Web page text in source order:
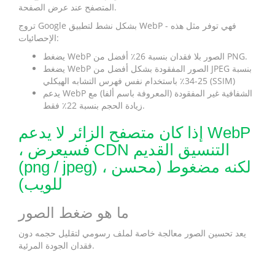
المتصفح عند عرض الصفحة.
تروج Google بشكل نشط لتطبيق WebP - فهي توفر مثل هذه
الإحصائيات:
يضغط WebP الصور بلا فقدان بنسبة 26٪ أفضل من PNG.
يضغط WebP الصور المفقودة بشكل أفضل من JPEG بنسبة
25-34٪ باستخدام نفس فهرس التشابه الهيكلي (SSIM)
يدعم WebP الشفافية غير المفقودة (المعروفة باسم ألفا) مع
زيادة الحجم بنسبة 22٪ فقط.
إذا كان متصفح الزائر لا يدعم WebP
، فسيعرض CDN التنسيق القديم
(png / jpeg) ، لكنه مضغوط (محسن
للويب)
ما هو ضغط الصور
يعد تحسين الصور معالجة خاصة لملف رسومي لتقليل حجمه دون
فقدان الجودة المرئية.